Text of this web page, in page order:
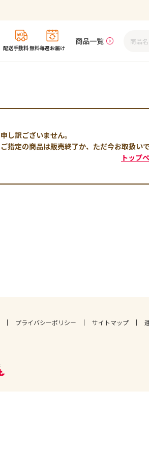
配送手数料 無料毎週お届け
商品一覧
申し訳ございません。
ご指定の商品は販売終了か、ただ今お取扱い
トップ
プライバシーポリシー サイトマップ